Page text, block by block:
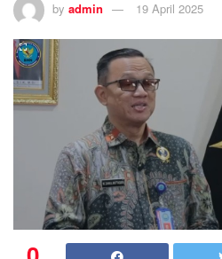
by admin 19 April 2025